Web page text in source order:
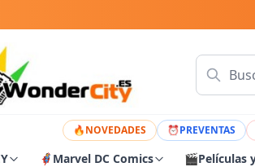
🔥NOVEDADES ⏰PREVENTAS
🦸 Marvel DC Comics 🎬Películas